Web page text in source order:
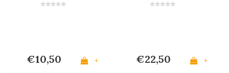
€10,50 + €22,50 +